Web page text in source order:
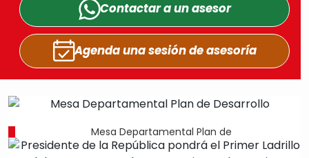
Contactar a unasesor
Agenda una sesiónde asesoría
Mesa Departamental Plan de